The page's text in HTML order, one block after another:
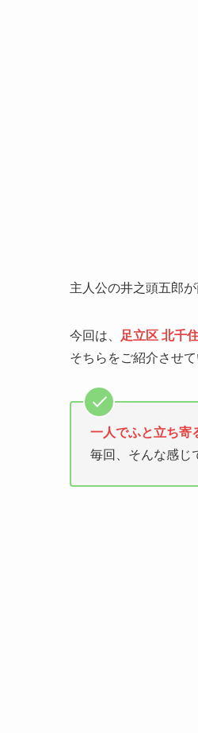
主人公の井之頭五郎
今回は、 足立区 北千
そちらをご紹介させて
一人でふと立ち寄
毎回、そんな感じ